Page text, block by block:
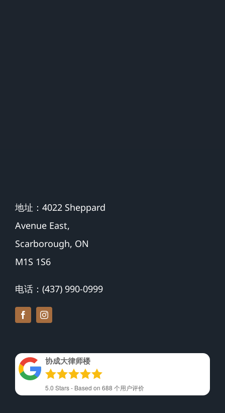
地址：4022 Sheppard
Avenue East,
Scarborough, ON
M1S 1S6
电话：(437) 990-0999
协成大律师楼
5.0 Stars - Based on 688 个用户评价